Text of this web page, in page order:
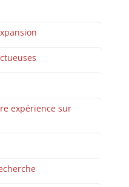
expérience sur